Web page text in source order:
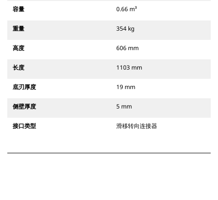
容量 0.66 m³
重量 354 kg
高度 606 mm
长度 1103 mm
底刃厚度 19 mm
侧壁厚度 5 mm
接口类型 滑移转向连接器